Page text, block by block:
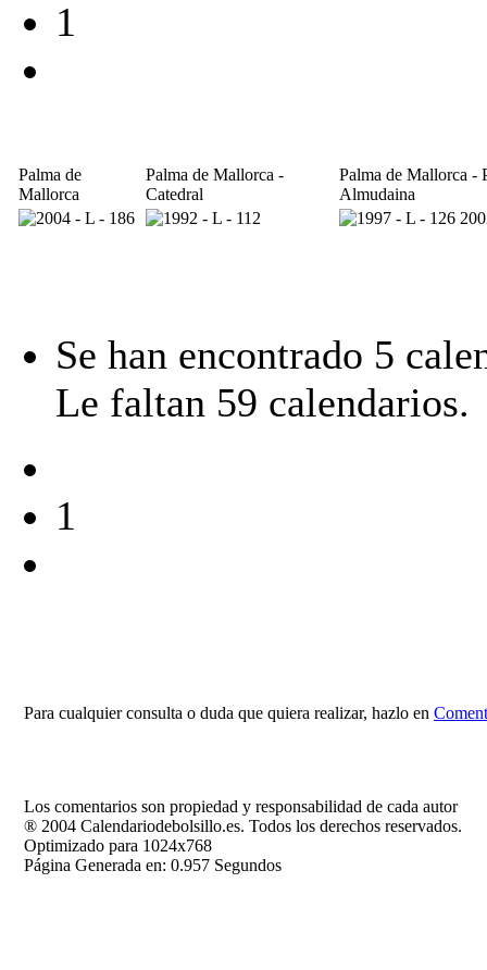
1
Palma de
Mallorca
Palma de Mallorca -
Catedral
Palma de Mallorca -
Almudaina
Se han encontrado 5
Le faltan 59 calendarios.
1
Para cualquier consulta o duda que quiera realizar, hazlo en
Los comentarios son propiedad y responsabilidad de cada autor
® 2004 Calendariodebolsillo.es. Todos los derechos reservados.
Optimizado para 1024x768
Página Generada en: 0.957 Segundos